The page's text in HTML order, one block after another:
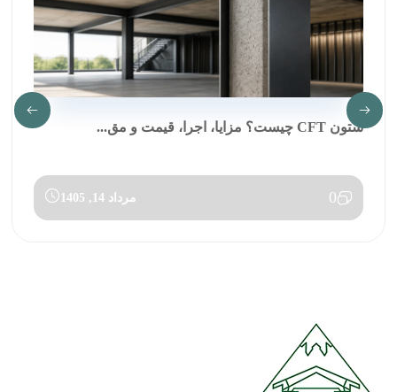
ستون CFT چیست؟ مزایا، اجرا، قیمت و مق...
0 مرداد 14, 1405